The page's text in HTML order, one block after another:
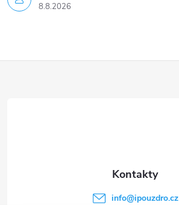
8.8.2026
info@ipouzdro.cz